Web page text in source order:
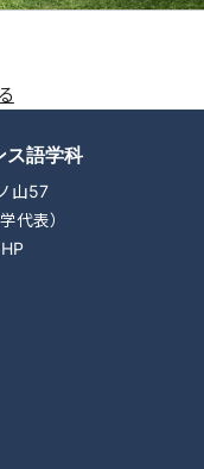
ス語学科
山57
代表）